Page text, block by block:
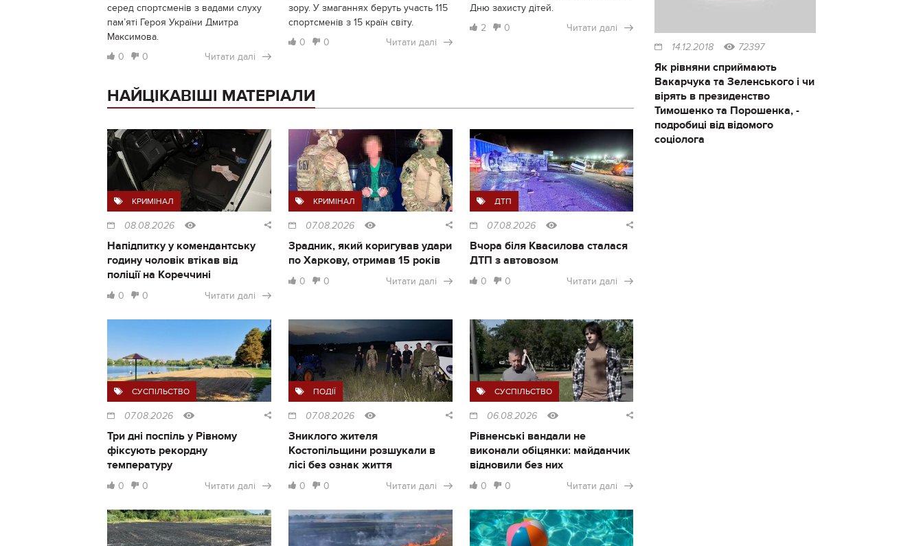
серед спортсменів з вадами слуху
пам’яті Героя України Дмитра
Максимова.
0
0 Читати далі
зору. У змаганнях беруть участь 115
спортсменів з 15 країн світу.
0
0 Читати далі
Дню захисту дітей.
2
0 Читати далі
НАЙЦІКАВІШІ МАТЕРІАЛИ
КРИМІНАЛ
08.08.2026
Напідпитку у комендантську
годину чоловік втікав від
поліції на Кореччині
0 0 Читати далі
КРИМІНАЛ
07.08.2026
Зрадник, який коригував удари
по Харкову, отримав 15 років
0 0 Читати далі
ДТП
07.08.2026
Вчора біля Квасилова сталася
ДТП з автовозом
0 0 Читати далі
СУСПІЛЬСТВО
07.08.2026
Три дні поспіль у Рівному
фіксують рекордну
температуру
0 0 Читати далі
ПОДІЇ
07.08.2026
Зниклого жителя
Костопільщини розшукали в
лісі без ознак життя
0 0 Читати далі
СУСПІЛЬСТВО
06.08.2026
Рівненські вандали не
виконали обіцянки: майданчик
відновили без них
0 0 Читати далі
14.12.2018 72397
Як рівняни сприймають
Вакарчука та Зеленського і чи
вірять в президенство
Тимошенко та Порошенка, -
подробиці від відомого
соціолога